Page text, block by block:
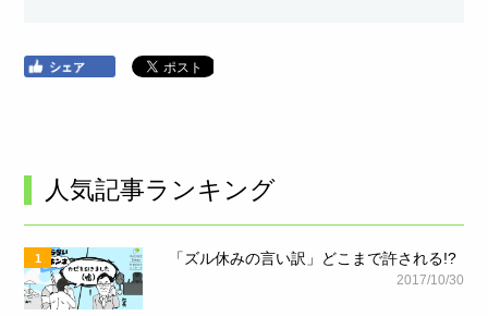
人気記事ランキング
1 「ズル休みの言い訳」どこまで許される!?
2017/10/30